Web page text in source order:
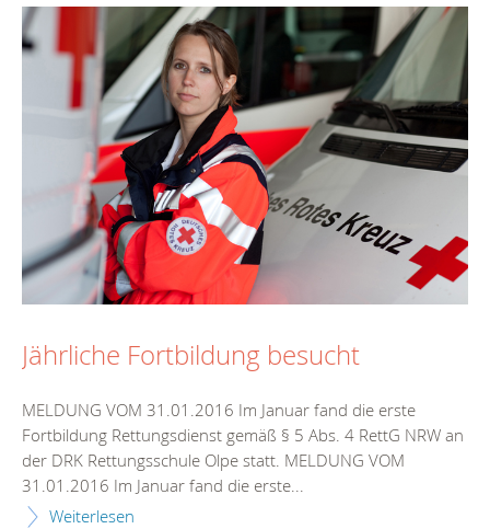
Jährliche Fortbildung besucht
MELDUNG VOM 31.01.2016 Im Januar fand die erste
Fortbildung Rettungsdienst gemäß § 5 Abs. 4 RettG NRW an
der DRK Rettungsschule Olpe statt. MELDUNG VOM
31.01.2016 Im Januar fand die erste...
Weiterlesen